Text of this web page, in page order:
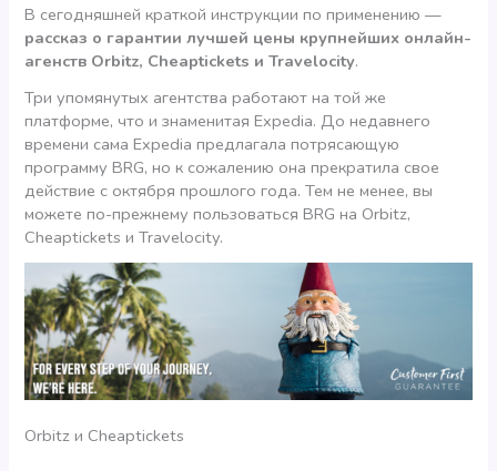
В сегодняшней краткой инструкции по применению —
рассказ о гарантии лучшей цены крупнейших онлайн-
агенств Orbitz, Cheaptickets и Travelocity.
Три упомянутых агентства работают на той же
платформе, что и знаменитая Expedia. До недавнего
времени сама Expedia предлагала потрясающую
программу BRG, но к сожалению она прекратила свое
действие с октября прошлого года. Тем не менее, вы
можете по-прежнему пользоваться BRG на Orbitz,
Cheaptickets и Travelocity.
Orbitz и Cheaptickets